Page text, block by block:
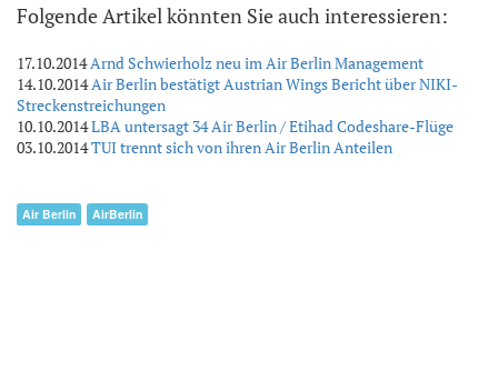
Folgende Artikel könnten Sie auch interessieren:
17.10.2014Arnd Schwierholz neu im Air Berlin Management
14.10.2014Air Berlin bestätigt Austrian Wings Bericht über NIKI-
Streckenstreichungen
10.10.2014LBA untersagt 34 Air Berlin / Etihad Codeshare-Flüge
03.10.2014TUI trennt sich von ihren Air Berlin Anteilen
Air Berlin AirBerlin